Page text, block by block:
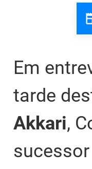
Em
tarde
Akkari,